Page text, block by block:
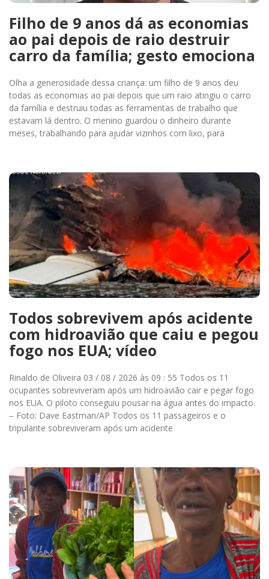
Filho de 9 anos dá as economias
ao pai depois de raio destruir
carro da família; gesto emociona
Olha a generosidade dessa criança: um filho de 9 anos deu
todas as economias ao pai depois que um raio atingiu o carro
da família e destruiu todas as ferramentas de trabalho que
estavam lá dentro. O menino guardou o dinheiro durante
meses, trabalhando para ajudar vizinhos com lixo, para
Todos sobrevivem após acidente
com hidroavião que caiu e pegou
fogo nos EUA; vídeo
Rinaldo de Oliveira 03 / 08 / 2026 às 09 : 55 Todos os 11
ocupantes sobreviveram após um hidroavião cair e pegar fogo
nos EUA. O piloto conseguiu pousar na água antes do impacto.
– Foto: Dave Eastman/AP Todos os 11 passageiros e o
tripulante sobreviveram após um acidente